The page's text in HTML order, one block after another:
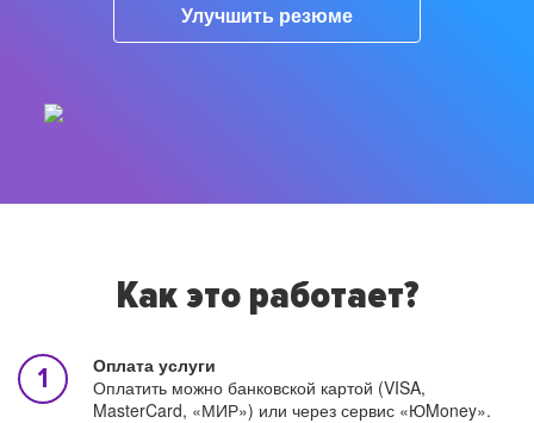
Улучшить резюме
Как это работает?
Оплата услуги
Оплатить можно банковской картой (VISA,
MasterCard, «МИР») или через сервис «ЮMoney».